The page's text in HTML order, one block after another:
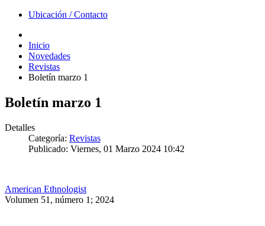
Ubicación / Contacto
Inicio
Novedades
Revistas
Boletín marzo 1
Boletín marzo 1
Detalles
Categoría: Revistas
Publicado: Viernes, 01 Marzo 2024 10:42
American Ethnologist
Volumen 51, número 1; 2024